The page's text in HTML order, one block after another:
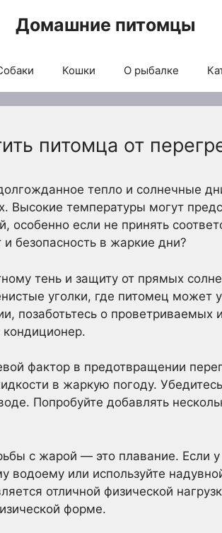
Домашние питомцы
Кошки О рыбалке
питомца от
тепло и солнечные
температуры могут
особенно если не принять
безопасность в жаркие дни?
тень и защиту от прямых
уголки, где питомец
позаботьтесь о проветриваемых
кондиционер.
фактор в предотвращении
в жаркую погоду.
Попробуйте добавлять
с жарой — это плавание. Если
водоему или используйте
отличной физической
форме.